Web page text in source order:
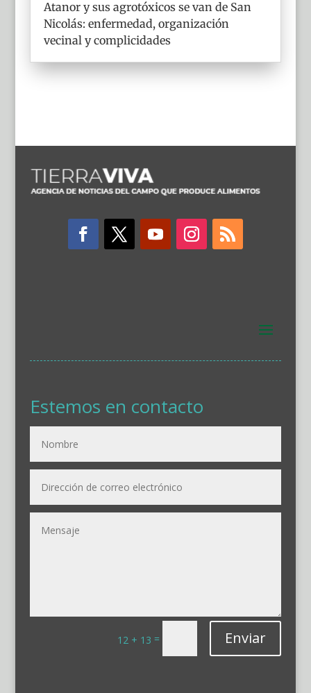
Atanor y sus agrotóxicos se van de San
Nicolás: enfermedad, organización
vecinal y complicidades
Estemos en contacto
12 + 13 = Enviar